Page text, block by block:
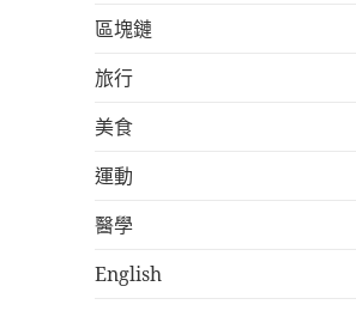
區塊鏈
旅行
美食
運動
醫學
English